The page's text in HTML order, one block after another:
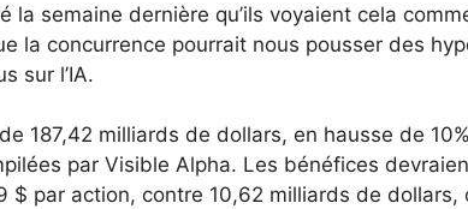
semaine dernière qu’ils voyaient cela
la concurrence pourrait nous pousser des
sur l’IA.
187,42 milliards de dollars, en hausse de
par Visible Alpha. Les bénéfices
$ par action, contre 10,62 milliards de dollars,